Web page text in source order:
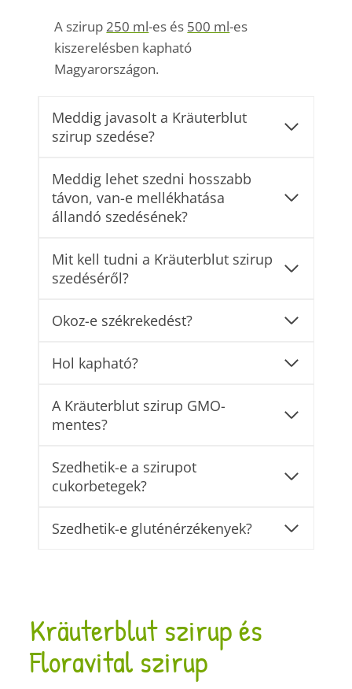
A szirup250 ml-es és 500 ml-es
kiszerelésben kapható
Magyarországon.
Meddig javasolt a Kräuterblut
szirup szedése?
Meddig lehet szedni hosszabb
távon, van-e mellékhatása
állandó szedésének?
Mit kell tudni a Kräuterblut szirup
szedéséről?
Okoz-e székrekedést?
Hol kapható?
A Kräuterblut szirup GMO-
mentes?
Szedhetik-e a szirupot
cukorbetegek?
Szedhetik-e gluténérzékenyek?
Kräuterblut szirup és
Floravital szirup